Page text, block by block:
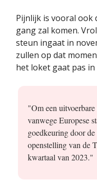
Pijnlijk is vooral ook
gang zal komen.
steun ingaat in
zullen op dat
het loket gaat pas
"Om een
vanwege Europese
goedkeuring door
openstelling van de
kwartaal van 2023."